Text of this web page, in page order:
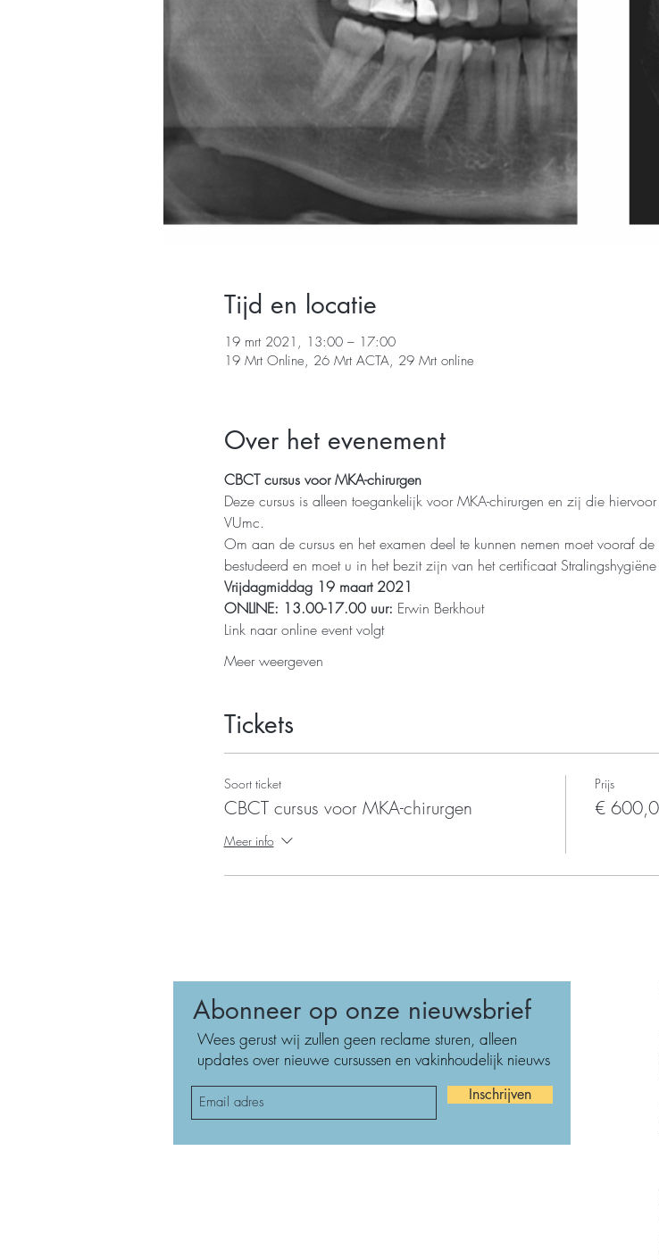
Tijd en locatie
19 mrt 2021, 13:00 – 17:00
19 Mrt Online, 26 Mrt ACTA, 29 Mrt online
Over het evenement
CBCT cursus voor MKA-chirurgen
Deze cursus is alleen toegankelijk voor MKA-chirurgen en zij die
VUmc.
Om aan de cursus en het examen deel te kunnen nemen moet vooraf
bestudeerd en moet u in het bezit zijn van het certificaat
Vrijdagmiddag 19 maart 2021
ONLINE: 13.00-17.00 uur: Erwin Berkhout
Link naar online event volgt
Meer weergeven
Tickets
Soort ticket
CBCT cursus voor MKA-chirurgen
Meer info
Prijs
€
Abonneer op onze nieuwsbrief
Wees gerust wij zullen geen reclame sturen, alleen
updates over nieuwe cursussen en vakinhoudelijk nieuws
Inschrijven